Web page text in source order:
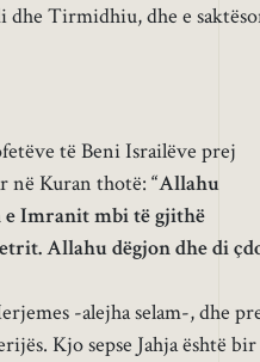
Tirmidhiu, dhe e
të Beni Israilëve prej
në Kuran thotë: “Allahu
Imranit mbi të gjithë
Allahu dëgjon dhe di
-alejha selam-, dhe
Kjo sepse Jahja është bir